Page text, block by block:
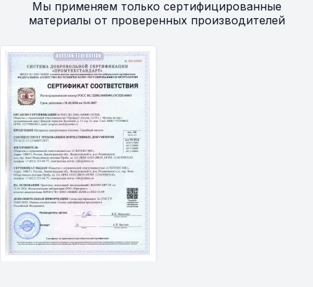
Мы применяем только сертифицированные
материалы от проверенных производителей